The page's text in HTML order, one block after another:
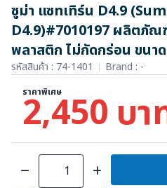
ซูม่า แซทเทิร์น D4.9
D4.9)#7010197 ผลิตภัณ
พลาสติก ไม่กัดกร่อน ขนา
รหัสสินค้า : 74-1401 Brand : -
ราคาพิเศษ
2,450 บา